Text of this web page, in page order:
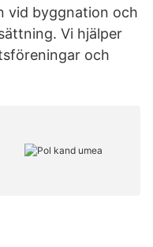
vid byggnation och
Vi hjälper
och